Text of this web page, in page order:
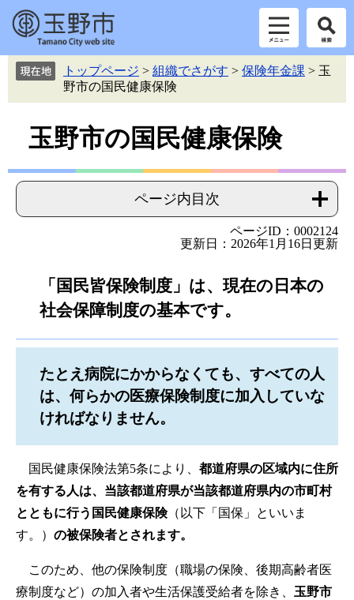
す。
トップページ > 組織でさがす > 保険年金課 > 玉
野市の国民健康保険
玉野市の国民健康保険
ページ内目次
ページID：0002124
更新日：2026年1月16日更新
「国民皆保険制度」は、現在の日本の
社会保障制度の基本です。
たとえ病院にかからなくても、すべての人
は、何らかの医療保険制度に加入していな
ければなりません。
国民健康保険法第5条により、 都道府県の区域内に住所
を有する人は、当該都道府県が当該都道府県内の市町村
とともに行う国民健康保険（以下「国保」といいま
す。） の被保険者とされます。
このため、他の保険制度（職場の保険、後期高齢者医
療制度など）の加入者や生活保護受給者を除き、 玉野市